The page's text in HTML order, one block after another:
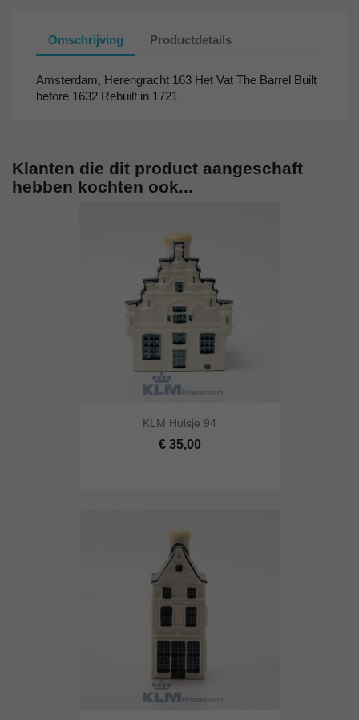
Omschrijving Productdetails
Amsterdam, Herengracht 163 Het Vat The Barrel Built
before 1632 Rebuilt in 1721
Klanten die dit product aangeschaft
hebben kochten ook...
KLM Huisje 94
€ 35,00